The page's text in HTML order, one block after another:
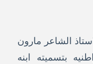
الشاعر مارون
بتسميته ابنه